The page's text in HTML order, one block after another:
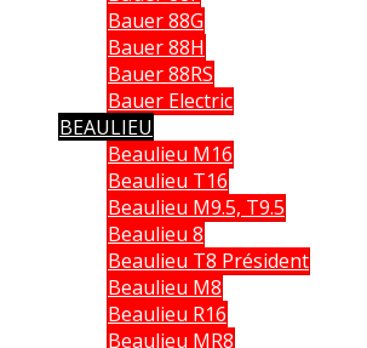
Bauer 88G
Bauer 88H
Bauer 88RS
Bauer Electric
BEAULIEU
Beaulieu M16
Beaulieu T16
Beaulieu M9.5, T9.5
Beaulieu 8
Beaulieu T8 Président
Beaulieu M8
Beaulieu R16
Beaulieu MR8